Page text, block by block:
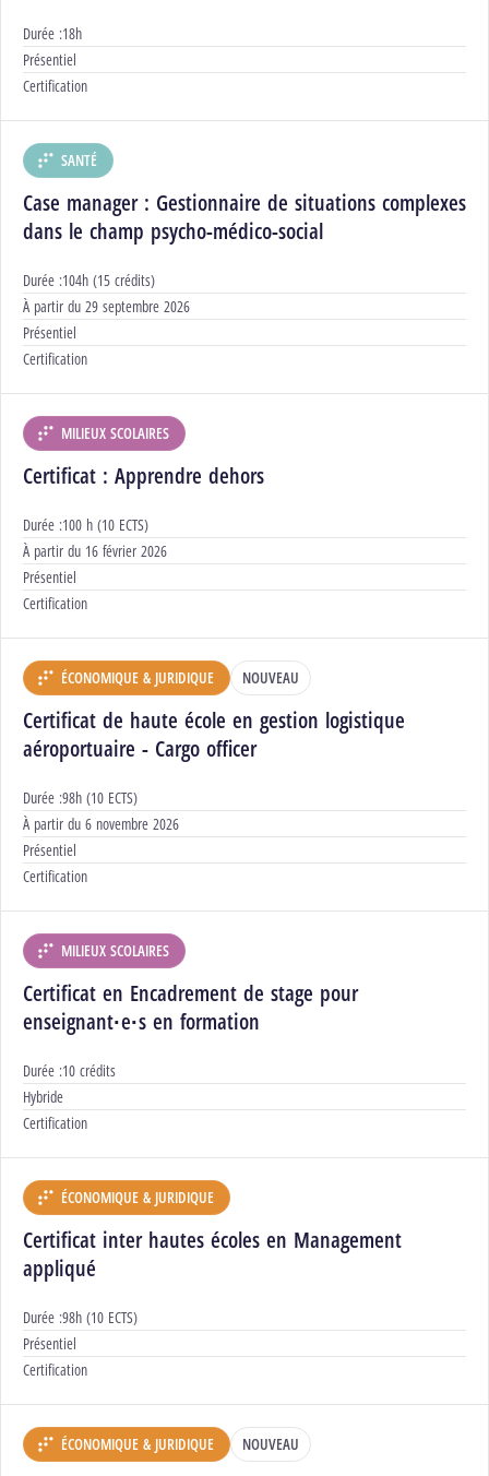
Durée :18h
Modalités :
Présentiel
Certification :
Certification
DÉPARTEMENT :
SANTÉ
Case manager : Gestionnaire de situations complexes
dans le champ psycho-médico-social
Durée :104h (15 crédits)
Début :
À partir du 29 septembre 2026
Modalités :
Présentiel
Certification :
Certification
DÉPARTEMENT :
MILIEUX SCOLAIRES
Certificat : Apprendre dehors
Durée :100 h (10 ECTS)
Début :
À partir du 16 février 2026
Modalités :
Présentiel
Certification :
Certification
DÉPARTEMENT :
ÉCONOMIQUE & JURIDIQUE NOUVEAU
Certificat de haute école en gestion logistique
aéroportuaire - Cargo officer
Durée :98h (10 ECTS)
Début :
À partir du 6 novembre 2026
Modalités :
Présentiel
Certification :
Certification
DÉPARTEMENT :
MILIEUX SCOLAIRES
Certificat en Encadrement de stage pour
enseignant·e·s en formation
Durée :10 crédits
Modalités :
Hybride
Certification :
Certification
DÉPARTEMENT :
ÉCONOMIQUE & JURIDIQUE
Certificat inter hautes écoles en Management
appliqué
Durée :98h (10 ECTS)
Modalités :
Présentiel
Certification :
Certification
DÉPARTEMENT :
ÉCONOMIQUE & JURIDIQUE NOUVEAU